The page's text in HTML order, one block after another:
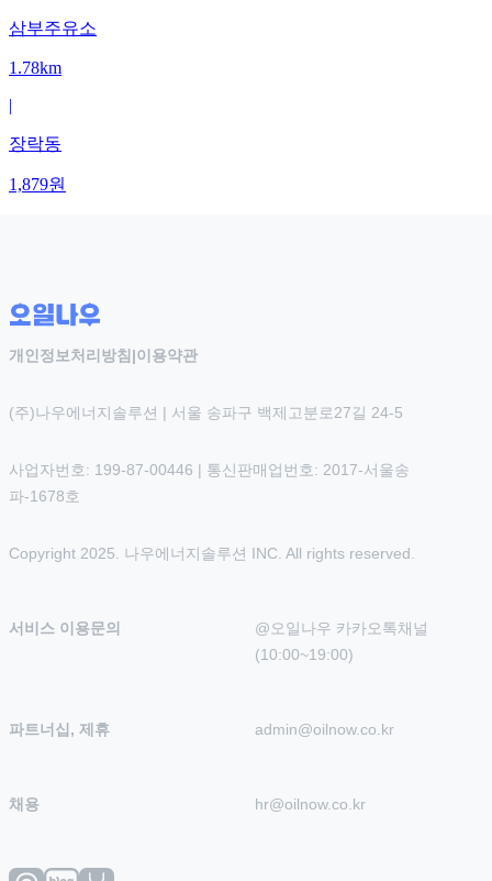
삼부주유소
1.78km
|
장락동
1,879원
개인정보처리방침 |이용약관
(주)나우에너지솔루션 | 서울 송파구 백제고분로27길 24-5
사업자번호: 199-87-00446 | 통신판매업번호: 2017-서울송
파-1678호
Copyright 2025. 나우에너지솔루션 INC. All rights reserved.
서비스 이용문의
@오일나우 카카오톡채널
(10:00~19:00)
파트너십, 제휴 admin@oilnow.co.kr
채용 hr@oilnow.co.kr